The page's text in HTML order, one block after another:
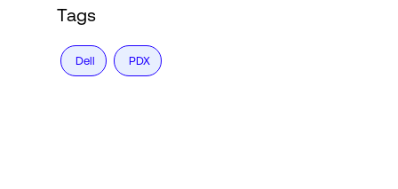
Tags
Dell PDX